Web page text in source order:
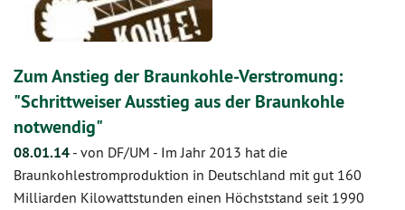
Zum Anstieg der Braunkohle-Verstromung:
"Schrittweiser Ausstieg aus der Braunkohle
notwendig"
08.01.14 - von DF/UM - Im Jahr 2013 hat die
Braunkohlestromproduktion in Deutschland mit gut 160
Milliarden Kilowattstunden einen Höchststand seit 1990